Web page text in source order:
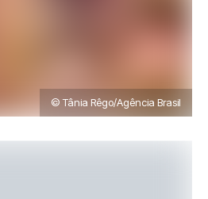
© Tânia Rêgo/Agência Brasil